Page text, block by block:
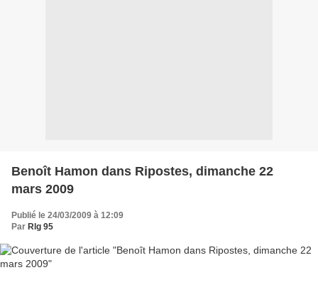
Benoît Hamon dans Ripostes, dimanche 22
mars 2009
Publié le 24/03/2009 à 12:09
Par Rlg 95